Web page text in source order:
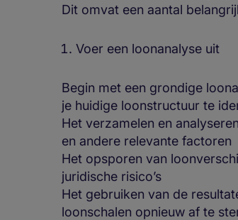
Dit omvat een aantal
Voer een loonanalyse uit
Begin met een grondige
je huidige loonstructuur te
Het verzamelen en
en andere relevante factoren
Het opsporen van
juridische risico’s
Het gebruiken van de
loonschalen opnieuw af te